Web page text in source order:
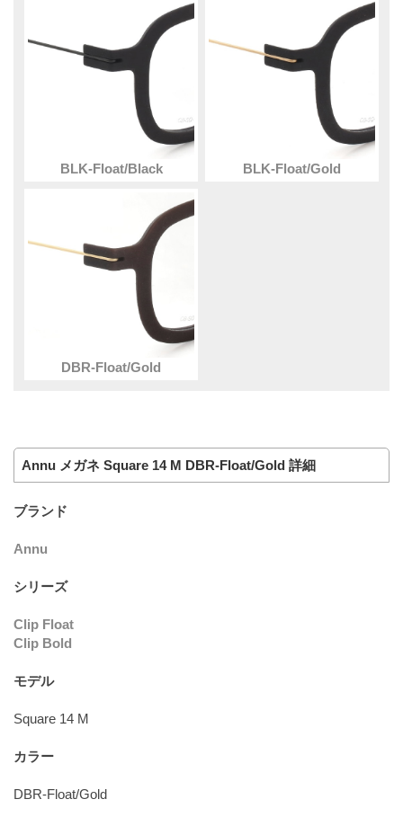
BLK-Float/Black BLK-Float/Gold
DBR-Float/Gold
Annu メガネ Square 14 M DBR-Float/Gold 詳細
ブランド
Annu
シリーズ
Clip Float
Clip Bold
モデル
Square 14 M
カラー
DBR-Float/Gold